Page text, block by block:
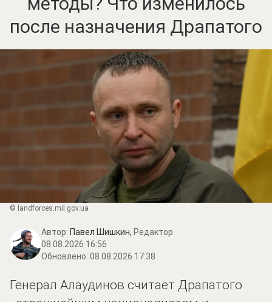
после назначения Драпатого
© landforces.mil.gov.ua
Автор: Павел Шишкин, Редактор
08.08.2026 16:56
Обновлено: 08.08.2026 17:38
Генерал Алаудинов считает Драпатого